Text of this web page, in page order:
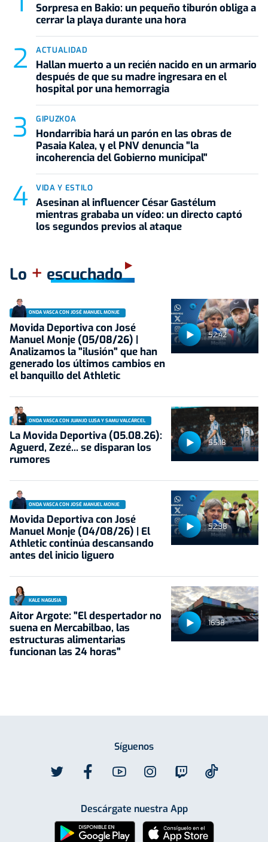
Sorpresa en Bakio: un pequeño tiburón obliga a
cerrar la playa durante una hora
ACTUALIDAD
Hallan muerto a un recién nacido en un armario
después de que su madre ingresara en el
hospital por una hemorragia
GIPUZKOA
Hondarribia hará un parón en las obras de
Pasaia Kalea, y el PNV denuncia "la
incoherencia del Gobierno municipal"
VIDA Y ESTILO
Asesinan al influencer César Gastélum
mientras grababa un vídeo: un directo captó
los segundos previos al ataque
Lo + escuchado
52:42
ONDA VASCA CON JOSÉ MANUEL MONJE
Movida Deportiva con José
Manuel Monje (05/08/26) |
Analizamos la "ilusión" que han
generado los últimos cambios en
el banquillo del Athletic
55:18
ONDA VASCA CON JUANJO LUSA Y SAMU VALCÁRCEL
La Movida Deportiva (05.08.26):
Aguerd, Zezé... se disparan los
rumores
52:38
ONDA VASCA CON JOSÉ MANUEL MONJE
Movida Deportiva con José
Manuel Monje (04/08/26) | El
Athletic continúa descansando
antes del inicio liguero
16:38
KALE NAGUSIA
Aitor Argote: "El despertador no
suena en Mercabilbao, las
estructuras alimentarias
funcionan las 24 horas"
Síguenos
Descárgate nuestra App